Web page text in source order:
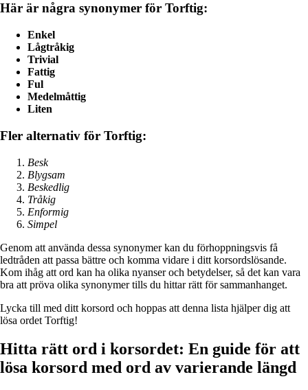
Här är några synonymer för Torftig:
Enkel
Lågtråkig
Trivial
Fattig
Ful
Medelmåttig
Liten
Fler alternativ för Torftig:
Besk
Blygsam
Beskedlig
Tråkig
Enformig
Simpel
Genom att använda dessa synonymer kan du förhoppningsvis få
ledtråden att passa bättre och komma vidare i ditt korsordslösande.
Kom ihåg att ord kan ha olika nyanser och betydelser, så det kan vara
bra att pröva olika synonymer tills du hittar rätt för sammanhanget.
Lycka till med ditt korsord och hoppas att denna lista hjälper dig att
lösa ordet Torftig!
Hitta rätt ord i korsordet: En guide för att
lösa korsord med ord av varierande längd